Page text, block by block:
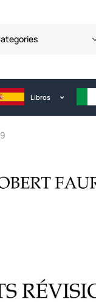
Libros